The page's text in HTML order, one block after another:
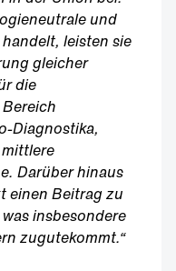
und
leisten sie
gleicher
die
Diagnostika,
Darüber hinaus
einen Beitrag zu
insbesondere
zugutekommt.“